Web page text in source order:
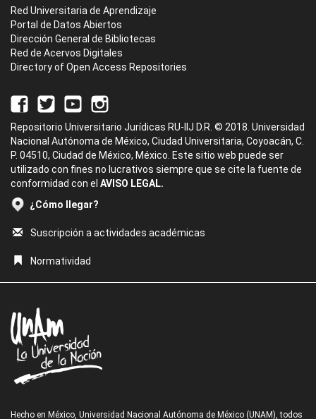
Red Universitaria de Aprendizaje
Portal de Datos Abiertos
Dirección General de Bibliotecas
Red de Acervos Digitales
Directory of Open Access Repositories
Repositorio Universitario Jurídicas RU-IIJ D.R. © 2018. Universidad
Nacional Autónoma de México, Ciudad Universitaria, Coyoacán, C.
P. 04510, Ciudad de México, México. Este sitio web puede ser
utilizado con fines no lucrativos siempre que se cite la fuente de
conformidad con el AVISO LEGAL.
¿Cómo llegar?
Suscripción a actividades académicas
Normatividad
Hecho en México, Universidad Nacional Autónoma de México (UNAM), todos